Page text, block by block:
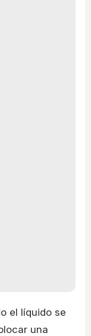
el líquido se
una